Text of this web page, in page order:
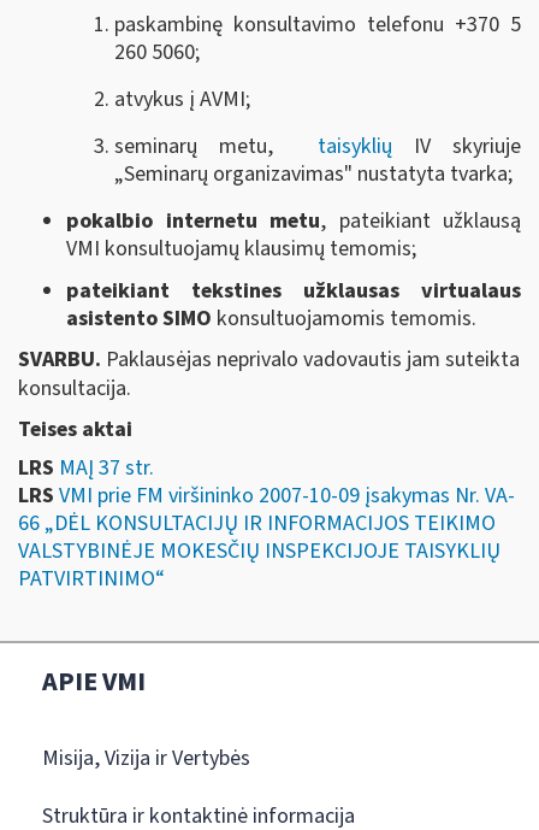
paskambinę konsultavimo telefonu +370 5
260 5060;
atvykus į AVMI;
seminarų metu, taisyklių IV skyriuje
„Seminarų organizavimas" nustatyta tvarka;
pokalbio internetu metu, pateikiant užklausą
VMI konsultuojamų klausimų temomis;
pateikiant tekstines užklausas virtualaus
asistento SIMO konsultuojamomis temomis.
SVARBU. Paklausėjas neprivalo vadovautis jam suteikta
konsultacija.
Teises aktai
LRS MAĮ 37 str.
LRS VMI prie FM viršininko 2007-10-09 įsakymas Nr. VA-
66 „DĖL KONSULTACIJŲ IR INFORMACIJOS TEIKIMO
VALSTYBINĖJE MOKESČIŲ INSPEKCIJOJE TAISYKLIŲ
PATVIRTINIMO“
APIE VMI
Misija, Vizija ir Vertybės
Struktūra ir kontaktinė informacija